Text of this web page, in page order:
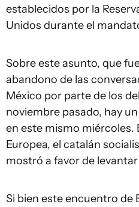
establecidos por la
Unidos durante el
Sobre este asunto, que
abandono de las
México por parte de los
noviembre pasado, hay
en este mismo miércoles.
Europea, el catalán
mostró a favor de
Si bien este encuentro de